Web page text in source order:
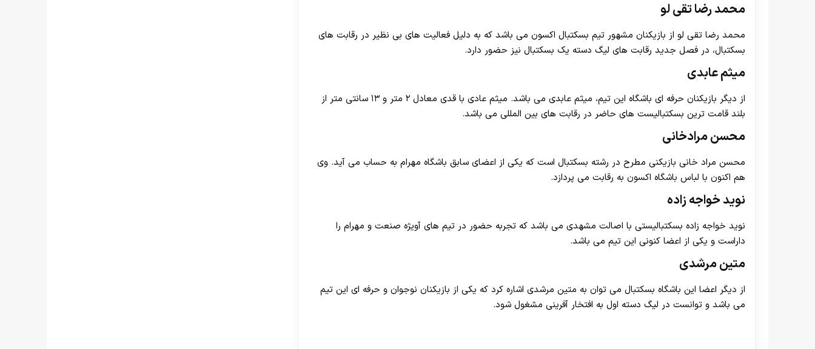
محمد رضا تقی لو
محمد رضا تقی لو از بازیکنان مشهور تیم بسکتبال اکسون می باشد که به دلیل فعالیت های بی نظیر در رقابت های
بسکتبال، در فصل جدید رقابت های لیگ دسته یک بسکتبال نیز حضور دارد.
میثم عابدی
از دیگر بازیکنان حرفه ای باشگاه این تیم، میثم عابدی می باشد. میثم عادی با قدی معادل ۲ متر و ۱۳ سانتی متر از
بلند قامت ترین بسکتبالیست های حاضر در رقابت های بین المللی می باشد.
محسن مرادخانی
محسن مراد خانی بازیکنی مطرح در رشته بسکتبال است که یکی از اعضای سابق باشگاه مهرام به حساب می آید. وی
هم اکنون با لباس باشگاه اکسون به رقابت می پردازد.
نوید خواجه زاده
نوید خواجه زاده بسکتبالیستی با اصالت مشهدی می باشد که تجربه حضور در تیم های آویژه صنعت و مهرام را
داراست و یکی از اعضا کنونی این تیم می باشد.
متین مرشدی
از دیگر اعضا این باشگاه بسکتبال می توان به متین مرشدی اشاره کرد که یکی از بازیکنان نوجوان و حرفه ای این تیم
می باشد و توانست در لیگ دسته اول به افتخار آفرینی مشغول شود.